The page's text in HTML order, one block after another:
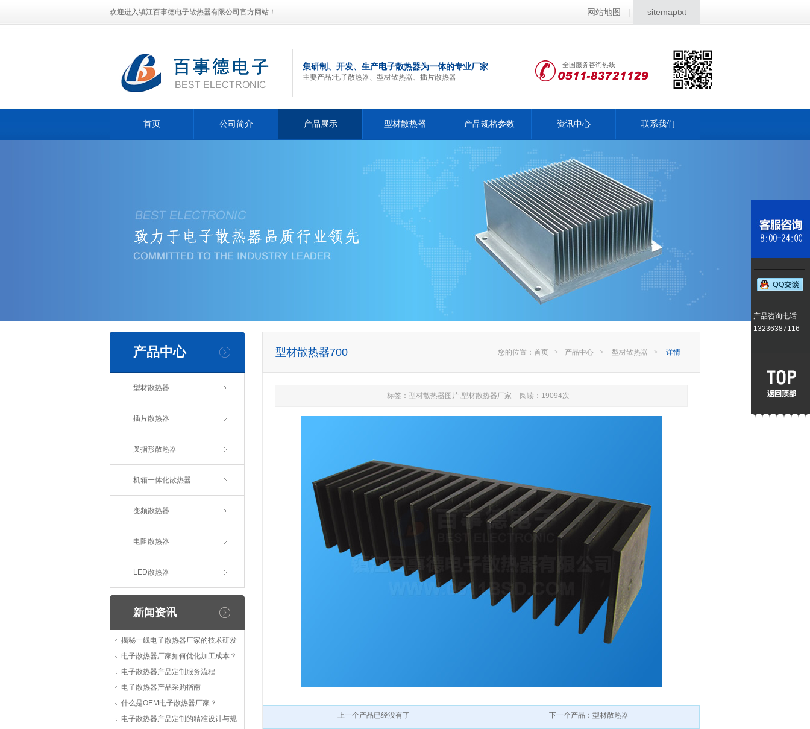
欢迎进入镇江百事德电子散热器有限公司官方网站！ 网站地图 | sitemaptxt
集研制、开发、生产电子散热器为一体的专业厂家
主要产品:电子散热器、型材散热器、插片散热器
全国服务咨询热线
首页 公司简介 产品展示 型材散热器 产品规格参数 资讯中心 联系我们
产品中心
型材散热器
插片散热器
叉指形散热器
机箱一体化散热器
变频散热器
电阻散热器
LED散热器
新闻资讯
揭秘一线电子散热器厂家的技术研发
电子散热器厂家如何优化加工成本？
电子散热器产品定制服务流程
电子散热器产品采购指南
什么是OEM电子散热器厂家？
电子散热器产品定制的精准设计与规
型材散热器700 您的位置： 首页 > 产品中心 > 型材散热器 > 详情
标签：型材散热器图片,型材散热器厂家 阅读：19094次
上一个产品已经没有了 下一个产品：型材散热器
产品咨询电话
13236387116